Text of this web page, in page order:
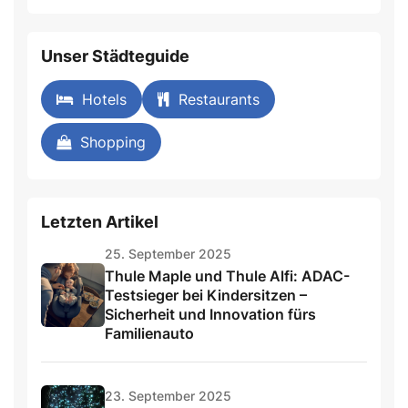
Unser Städteguide
Hotels Restaurants
Shopping
Letzten Artikel
25. September 2025
Thule Maple und Thule Alfi: ADAC-
Testsieger bei Kindersitzen –
Sicherheit und Innovation fürs
Familienauto
23. September 2025